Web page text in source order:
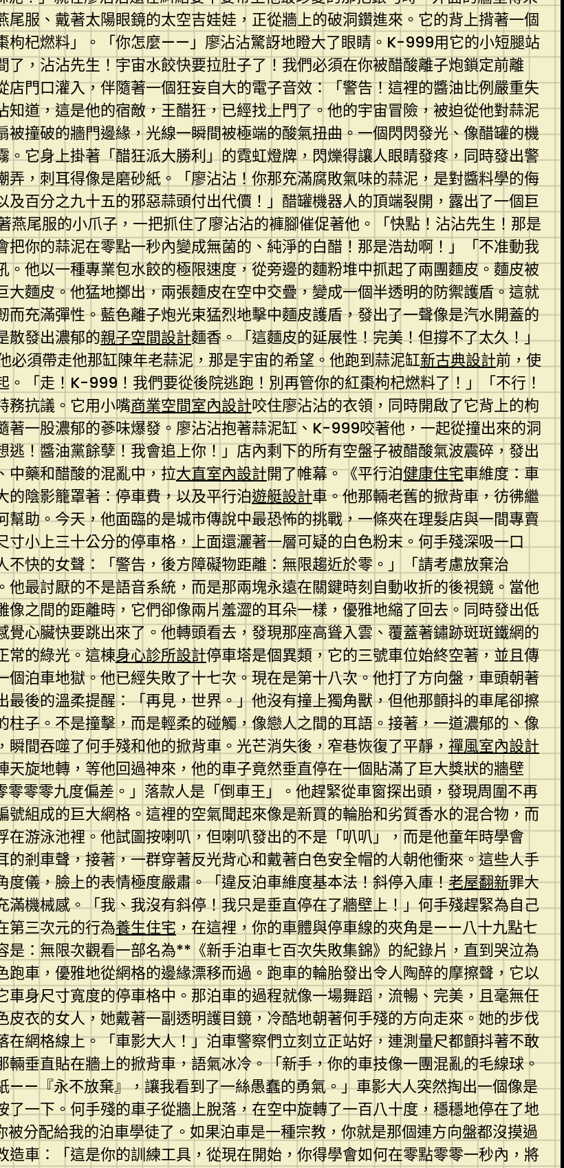
尾服、戴著太陽眼鏡的太空吉娃娃，正從牆上的破洞鑽進來。它的背上揹著一個
枸杞燃料」。「你怎麼——」廖沾沾驚訝地瞪大了眼睛。K-999用它的小短腿站
，沾沾先生！宇宙水餃快要拉肚子了！我們必須在你被醋酸離子炮鎖定前離
門口灌入，伴隨著一個狂妄自大的電子音效：「警告！這裡的醬油比例嚴重失
道，這是他的宿敵，王醋狂，已經找上門了。他的宇宙冒險，被迫從他對蒜泥
撞破的牆門邊緣，光線一瞬間被極端的酸氣扭曲。一個閃閃發光、像醋罐的機
它身上掛著「醋狂派大勝利」的霓虹燈牌，閃爍得讓人眼睛發疼，同時發出警
，刺耳得像是磨砂紙。「廖沾沾！你那充滿腐敗氣味的蒜泥，是對醬料學的侮
百分之九十五的邪惡蒜頭付出代價！」醋罐機器人的頂端裂開，露出了一個巨
尾服的小爪子，一把抓住了廖沾沾的褲腳催促著他。「快點！沾沾先生！那是
你的蒜泥在零點一秒內變成無菌的、純淨的白醋！那是浩劫啊！」「不准動我
他以一種專業包水餃的極限速度，從旁邊的麵粉堆中抓起了兩團麵皮。麵皮被
麵皮。他猛地擲出，兩張麵皮在空中交疊，變成一個半透明的防禦護盾。這就
充滿彈性。藍色離子炮光束猛烈地擊中麵皮護盾，發出了一聲像是汽水開蓋的
散發出濃郁的親子空間設計麵香。「這麵皮的延展性！完美！但撐不了太久！」
須帶走他那缸陳年老蒜泥，那是宇宙的希望。他跑到蒜泥缸新古典設計前，使
「走！K-999！我們要從後院逃跑！別再管你的紅棗枸杞燃料了！」「不行！
務抗議。它用小嘴商業空間室內設計咬住廖沾沾的衣領，同時開啟了它背上的枸
著一股濃郁的蔘味爆發。廖沾沾抱著蒜泥缸、K-999咬著他，一起從撞出來的洞
！醬油黨餘孽！我會追上你！」店內剩下的所有空盤子被醋酸氣波震碎，發出
中藥和醋酸的混亂中，拉大直室內設計開了帷幕。《平行泊健康住宅車維度：車
的陰影籠罩著：停車費，以及平行泊遊艇設計車。他那輛老舊的掀背車，彷彿繼
助。今天，他面臨的是城市傳說中最恐怖的挑戰，一條夾在理髮店與一間專賣
小上三十公分的停車格，上面還灑著一層可疑的白色粉末。何手殘深吸一口
快的女聲：「警告，後方障礙物距離：無限趨近於零。」「請考慮放棄治
。他最討厭的不是語音系統，而是那兩塊永遠在關鍵時刻自動收折的後視鏡。當他
之間的距離時，它們卻像兩片羞澀的耳朵一樣，優雅地縮了回去。同時發出低
心臟快要跳出來了。他轉頭看去，發現那座高聳入雲、覆蓋著鏽跡斑斑鐵網的
常的綠光。這棟身心診所設計停車塔是個異類，它的三號車位始終空著，並且傳
泊車地獄。他已經失敗了十七次。現在是第十八次。他打了方向盤，車頭朝著
最後的溫柔提醒：「再見，世界。」他沒有撞上獨角獸，但他那顫抖的車尾卻擦
子。不是撞擊，而是輕柔的碰觸，像戀人之間的耳語。接著，一道濃郁的、像
間吞噬了何手殘和他的掀背車。光芒消失後，窄巷恢復了平靜， 禪風室內設計
旋地轉，等他回過神來，他的車子竟然垂直停在一個貼滿了巨大獎狀的牆壁
零零九度偏差。」落款人是「倒車王」。他趕緊從車窗探出頭，發現周圍不再
組成的巨大網格。這裡的空氣聞起來像是新買的輪胎和劣質香水的混合物，而
游泳池裡。他試圖按喇叭，但喇叭發出的不是「叭叭」，而是他童年時學會
剎車聲，接著，一群穿著反光背心和戴著白色安全帽的人朝他衝來。這些人手
儀，臉上的表情極度嚴肅。「違反泊車維度基本法！斜停入庫！老屋翻新罪大
機械感。「我、我沒有斜停！我只是垂直停在了牆壁上！」何手殘趕緊為自己
第三次元的行為養生住宅，在這裡，你的車體與停車線的夾角是——八十九點七
：無限次觀看一部名為**《新手泊車七百次失敗集錦》的紀錄片，直到哭泣為
車，優雅地從網格的邊緣漂移而過。跑車的輪胎發出令人陶醉的摩擦聲，它以
身尺寸寬度的停車格中。那泊車的過程就像一場舞蹈，流暢、完美，且毫無任
衣的女人，她戴著一副透明護目鏡，冷酷地朝著何手殘的方向走來。她的步伐
網格線上。「車影大人！」泊車警察們立刻立正站好，連測量尺都顫抖著不敢
垂直貼在牆上的掀背車，語氣冰冷。「新手，你的車技像一團混亂的毛線球。
——『永不放棄』，讓我看到了一絲愚蠢的勇氣。」車影大人突然掏出一個像是
了一下。何手殘的車子從牆上脫落，在空中旋轉了一百八十度，穩穩地停在了地
分配給我的泊車學徒了。如果泊車是一種宗教，你就是那個連方向盤都沒摸過
車：「這是你的訓練工具，從現在開始，你得學會如何在零點零零一秒內，將